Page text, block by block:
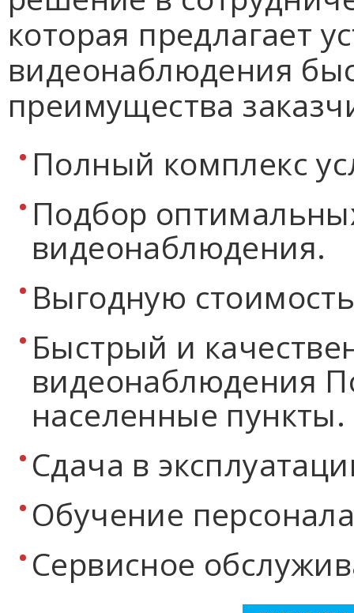
которая предлагает
видеонаблюдения
преимущества
Полный комплекс
Подбор
видеонаблюдения.
Выгодную
Быстрый и
видеонаблюдения
населенные пункты.
Сдача в
Обучение
Сервисное